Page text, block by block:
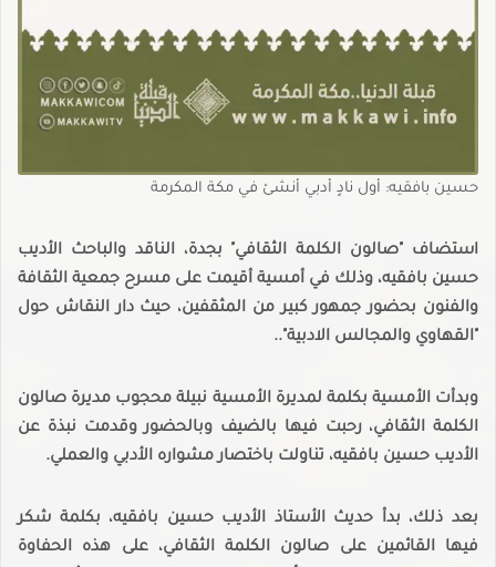
حسين بافقيه: أول نادٍ أدبي أنشئ في مكة المكرمة
استضاف "صالون الكلمة الثقافي" بجدة، الناقد والباحث الأديب
حسين بافقيه، وذلك في أمسية أقيمت على مسرح جمعية الثقافة
والفنون بحضور جمهور كبير من المثقفين، حيث دار النقاش حول
"القهاوي والمجالس الادبية"..
وبدأت الأمسية بكلمة لمديرة الأمسية نبيلة محجوب مديرة صالون
الكلمة الثقافي، رحبت فيها بالضيف وبالحضور وقدمت نبذة عن
الأديب حسين بافقيه، تناولت باختصار مشواره الأدبي والعملي.
بعد ذلك، بدأ حديث الأستاذ الأديب حسين بافقيه، بكلمة شكر
فيها القائمين على صالون الكلمة الثقافي، على هذه الحفاوة